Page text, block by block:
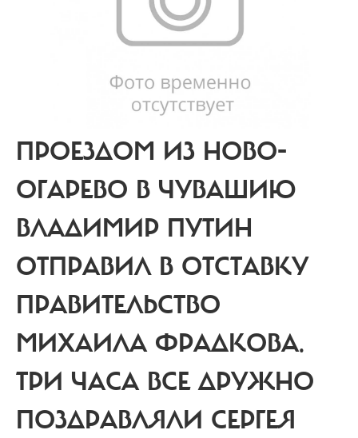
ПРОЕЗДОМ ИЗ НОВО-
ОГАРЕВО В ЧУВАШИЮ
ВЛАДИМИР ПУТИН
ОТПРАВИЛ В ОТСТАВКУ
ПРАВИТЕЛЬСТВО
МИХАИЛА ФРАДКОВА.
ТРИ ЧАСА ВСЕ ДРУЖНО
ПОЗДРАВЛЯЛИ СЕРГЕЯ